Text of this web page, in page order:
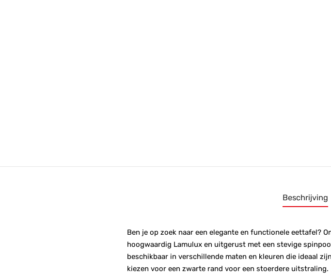
Beschrijving
Ben je op zoek naar een elegante en functionele eettafel?
hoogwaardig Lamulux en uitgerust met een stevige
beschikbaar in verschillende maten en kleuren die ideaal
kiezen voor een zwarte rand voor een stoerdere uitstraling.